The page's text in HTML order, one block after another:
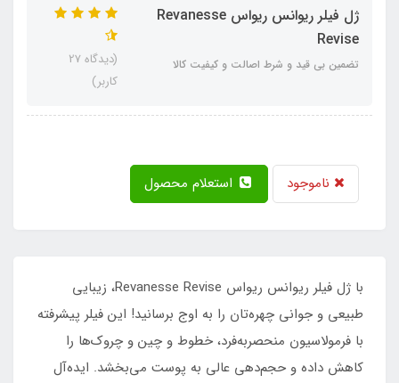
ژل فیلر ریوانس ریواس Revanesse
Revise
تضمین بی قید و شرط اصالت و کیفیت کالا
(دیدگاه 27
کاربر)
ناموجود
با ژل فیلر ریوانس ریواس Revanesse Revise، زیبایی
طبیعی و جوانی چهره‌تان را به اوج برسانید! این فیلر پیشرفته
با فرمولاسیون منحصربه‌فرد، خطوط و چین و چروک‌ها را
کاهش داده و حجم‌دهی عالی به پوست می‌بخشد. ایده‌آل